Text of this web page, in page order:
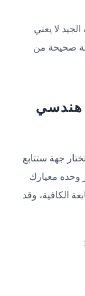
لا يعني
صحيحة من
هندسي
جهة ستتابع
وحده معيارك
الكافية، وقد